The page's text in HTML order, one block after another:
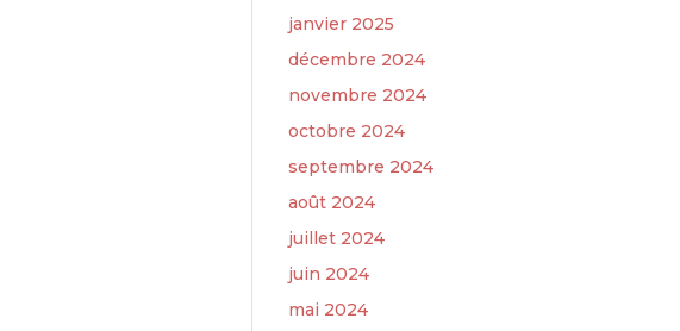
janvier 2025
décembre 2024
novembre 2024
octobre 2024
septembre 2024
août 2024
juillet 2024
juin 2024
mai 2024